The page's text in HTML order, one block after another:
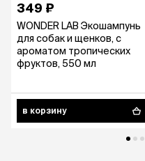
349 ₽
WONDER LAB Экошампунь
для собак и щенков, с
ароматом тропических
фруктов, 550 мл
в корзину